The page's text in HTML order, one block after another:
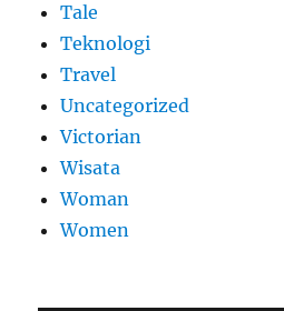
Tale
Teknologi
Travel
Uncategorized
Victorian
Wisata
Woman
Women